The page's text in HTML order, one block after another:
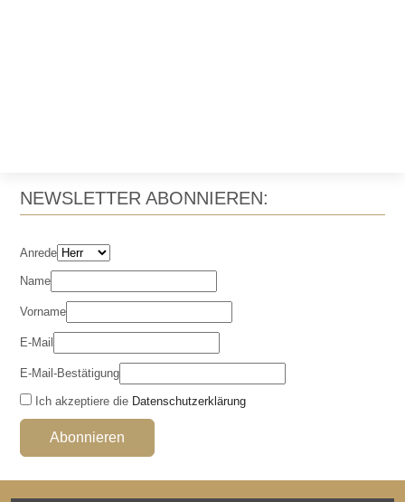
NEWSLETTER ABONNIEREN:
Anrede
Name
Vorname
E-Mail
E-Mail-Bestätigung
Ich akzeptiere die Datenschutzerklärung